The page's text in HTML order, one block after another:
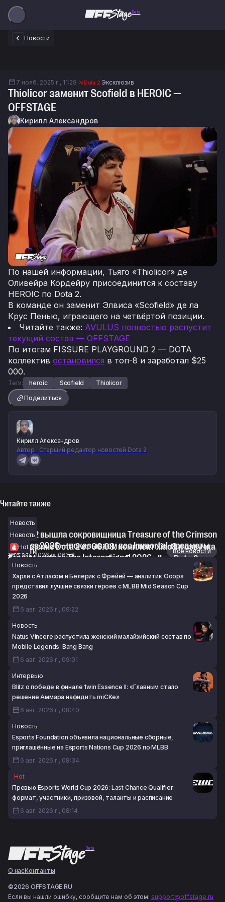
Beta
Новости
7 нояб. 2025 г., 11:29 Dota 2 Эксклюзив
Thiolicor заменит Scofield в HEROIC —
OFFSTAGE
Кирилл Александров
По нашей информации, Тьяго «Thiolicor» де
Оливейра Кордейру присоединится к составу
HEROIC по Dota 2.
В команде он заменит Элвиса «Scofield» де ла
Крус Пенью, играющего на четвёртой позиции.
Читайте также: AVULUS полностью распустит
текущий состав — OFFSTAGE
По итогам FISSURE PLAYGROUND 2 — DOTA
коллектив остановился в топ-8 и заработал $25
000.
Теги: heroic Scofield
Thiolicor
Поделиться
Кирилл Александров
Автор · Старший редактор новостей Dota 2
Читайте также
Новость
В Dota 2 вышла сокровищница Treasure of the Crimson
Witness 2026 — показываем все Immortal-предметы
6 авг. 2026 г., 06:53
Новость
Обновление Dota 2 от 06.08: комплект xiao8 и озвучка
стадии драфта The International 2026
6 авг. 2026 г., 06:16
Hot
Team Liquid — победитель 1win Essence II по Dota 2
5 авг. 2026 г., 21:16
Новости
Все новости
Новость
Харли с Атласом и Белерик с Фрейей — аналитик Ooops
представил лучшие связки героев с MLBB Mid Season Cup
2026
6 авг. 2026 г., 09:22
Новость
Natus Vincere распустила женский малайзийский состав по
Mobile Legends: Bang Bang
6 авг. 2026 г., 09:01
Интервью
Blitz о победе в финале 1win Essence II: «Главным стало
решение Аммара нафидить miCKe»
6 авг. 2026 г., 08:40
Новость
Esports Foundation объявила национальные сборные,
приглашённые на Esports Nations Cup 2026 по MLBB
6 авг. 2026 г., 08:34
Hot
Превью Esports World Cup 2026: Last Chance Qualifier:
формат, участники, призовой, таланты и расписание
6 авг. 2026 г., 08:14
Beta
О насКонтакты
©2026 OFFSTAGE.RU
Если вы нашли ошибку, сообщите нам об этом: support@offstage.ru